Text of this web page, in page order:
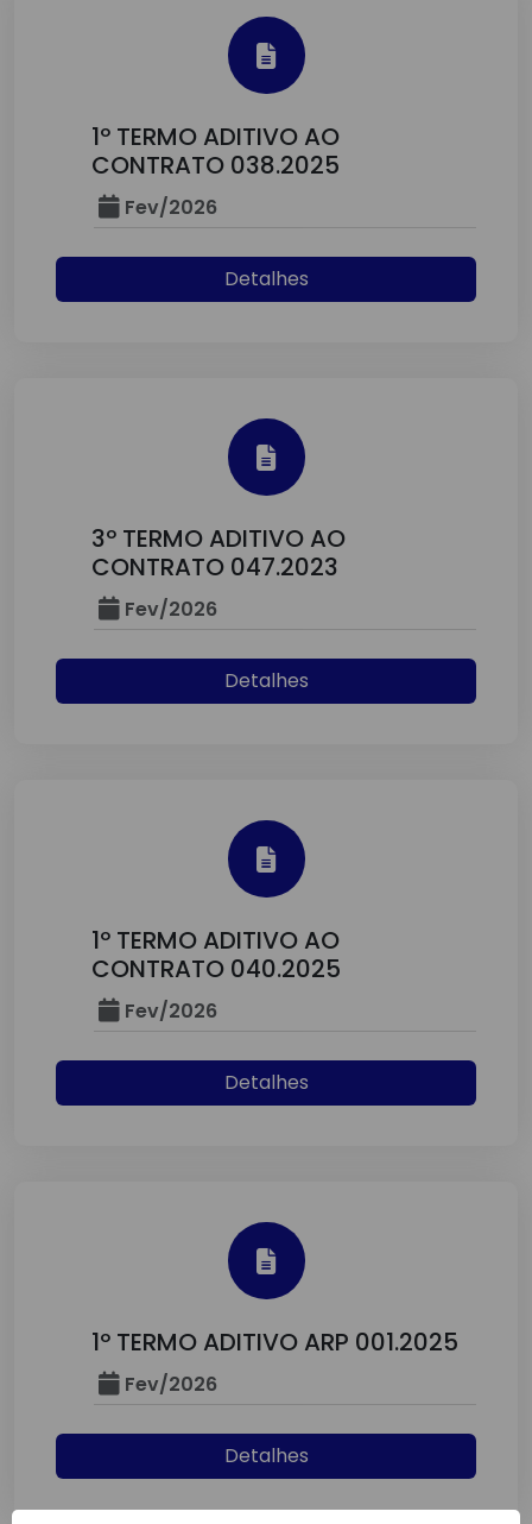
1º TERMO ADITIVO AO
CONTRATO 038.2025
Fev/2026
Detalhes
3º TERMO ADITIVO AO
CONTRATO 047.2023
Fev/2026
Detalhes
1º TERMO ADITIVO AO
CONTRATO 040.2025
Fev/2026
Detalhes
1º TERMO ADITIVO ARP 001.2025
Fev/2026
Detalhes